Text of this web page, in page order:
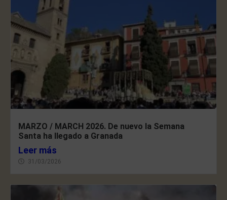
MARZO / MARCH 2026. De nuevo la Semana
Santa ha llegado a Granada
Leer más
31/03/2026